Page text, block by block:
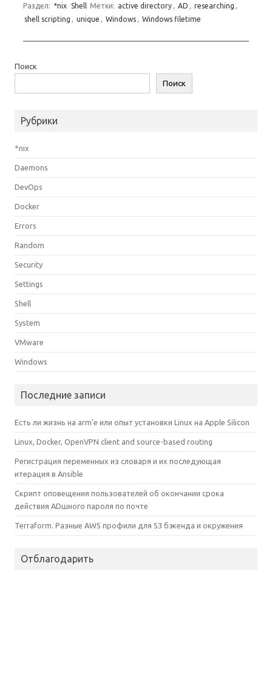
Раздел: *nix Shell Метки: active directory, AD , researching ,
shell scripting , unique , Windows, Windows filetime
Поиск
Поиск
Рубрики
*nix
Daemons
DevOps
Docker
Errors
Random
Security
Settings
Shell
System
VMware
Windows
Последние записи
Есть ли жизнь на arm’е или опыт установки Linux на Apple Silicon
Linux, Docker, OpenVPN client and source-based routing
Регистрация переменных из словаря и их последующая
итерация в Ansible
Скрипт оповещения пользователей об окончании срока
действия ADшного пароля по почте
Terraform. Разные AWS профили для S3 бэкенда и окружения
Отблагодарить